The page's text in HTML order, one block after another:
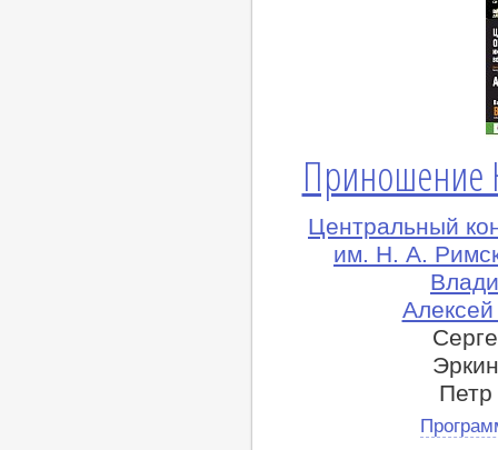
Приношение
Центральный
им. Н. А.
Петр